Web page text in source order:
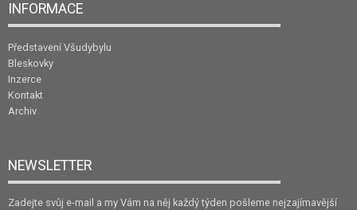
INFORMACE
Představení Všudybylu
Bleskovky
Inzerce
Kontakt
Archiv
NEWSLETTER
Zadejte svůj e-mail a my Vám na něj každý týden pošleme nejzajímavější